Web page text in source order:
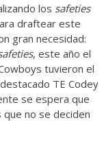
los safeties
draftear este
gran necesidad:
, este año el
tuvieron el
TE Codey
se espera que
no se deciden